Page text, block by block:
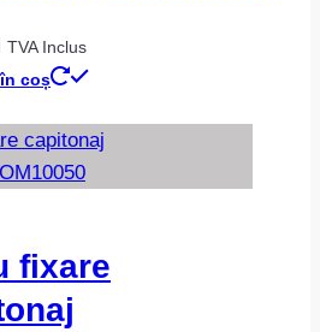
TVA Inclus
coș
fixare